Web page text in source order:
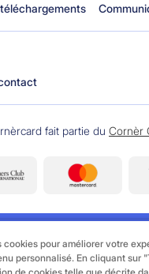
fait partie du Cornèr
cookies pour améliorer votre
personnalisé. En cliquant sur